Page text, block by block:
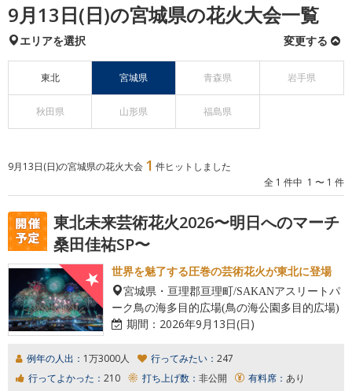
9月13日(日)の宮城県の花火大会一覧
エリアを選択 変更する
東北 宮城県 青森県 岩手県
秋田県 山形県 福島県
9月13日(日)の宮城県の花火大会 1 件ヒットしました
全 1 件中 1 〜 1 件
東北未来芸術花火2026〜明日へのマーチ
桑田佳祐SP〜
世界を魅了する圧巻の芸術花火が東北に登場
宮城県・亘理郡亘理町/SAKANアスリートパ
ーク鳥の海多目的広場(鳥の海公園多目的広場)
期間： 2026年9月13日(日)
例年の人出： 1万3000人 行ってみたい： 247
行ってよかった： 210 打ち上げ数： 非公開 有料席： あり